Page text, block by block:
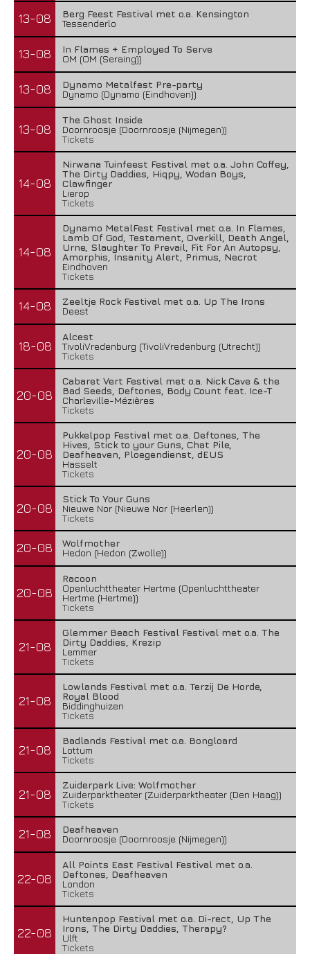
13-08
Berg Feest Festival met o.a. Kensington
Tessenderlo
13-08
In Flames + Employed To Serve
OM (OM (Seraing))
13-08
Dynamo Metalfest Pre-party
Dynamo (Dynamo (Eindhoven))
13-08
The Ghost Inside
Doornroosje (Doornroosje (Nijmegen))
Tickets
14-08
Nirwana Tuinfeest Festival met o.a. John Coffey,
The Dirty Daddies, Hiqpy, Wodan Boys,
Clawfinger
Lierop
Tickets
14-08
Dynamo MetalFest Festival met o.a. In Flames,
Lamb Of God, Testament, Overkill, Death Angel,
Urne, Slaughter To Prevail, Fit For An Autopsy,
Amorphis, Insanity Alert, Primus, Necrot
Eindhoven
Tickets
14-08
Zeeltje Rock Festival met o.a. Up The Irons
Deest
18-08
Alcest
TivoliVredenburg (TivoliVredenburg (Utrecht))
Tickets
20-08
Cabaret Vert Festival met o.a. Nick Cave & the
Bad Seeds, Deftones, Body Count feat. Ice-T
Charleville-Mézières
Tickets
20-08
Pukkelpop Festival met o.a. Deftones, The
Hives, Stick to your Guns, Chat Pile,
Deafheaven, Ploegendienst, dEUS
Hasselt
Tickets
20-08
Stick To Your Guns
Nieuwe Nor (Nieuwe Nor (Heerlen))
Tickets
20-08
Wolfmother
Hedon (Hedon (Zwolle))
20-08
Racoon
Openluchttheater Hertme (Openluchttheater
Hertme (Hertme))
Tickets
21-08
Glemmer Beach Festival Festival met o.a. The
Dirty Daddies, Krezip
Lemmer
Tickets
21-08
Lowlands Festival met o.a. Terzij De Horde,
Royal Blood
Biddinghuizen
Tickets
21-08
Badlands Festival met o.a. Bongloard
Lottum
Tickets
21-08
Zuiderpark Live: Wolfmother
Zuiderparktheater (Zuiderparktheater (Den Haag))
Tickets
21-08
Deafheaven
Doornroosje (Doornroosje (Nijmegen))
22-08
All Points East Festival Festival met o.a.
Deftones, Deafheaven
London
Tickets
22-08
Huntenpop Festival met o.a. Di-rect, Up The
Irons, The Dirty Daddies, Therapy?
Ulft
Tickets